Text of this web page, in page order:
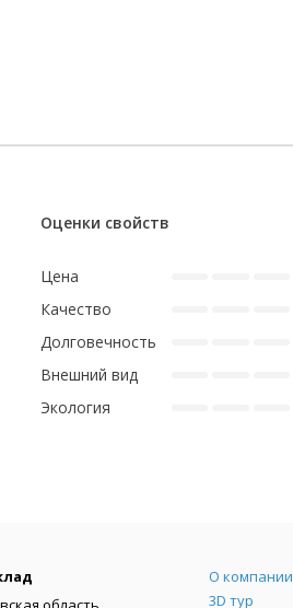
Оценки свойств
Цена
Качество
Долговечность
Внешний вид
Экология
Меню
О компании
3D тур